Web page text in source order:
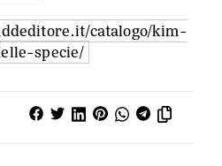
catalogo/kim-
specie/